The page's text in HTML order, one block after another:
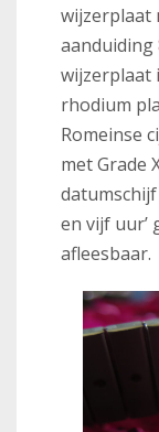
wijzerplaat
aanduiding
wijzerplaat
rhodium
Romeinse
met Grade
en vijf uur’
afleesbaar.